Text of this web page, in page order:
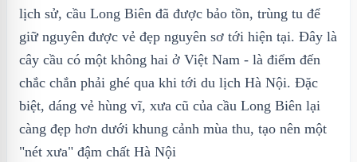
lịch sử, cầu Long Biên đã được bảo tồn, trùng tu để
giữ nguyên được vẻ đẹp nguyên sơ tới hiện tại. Đây là
cây cầu có một không hai ở Việt Nam - là điểm đến
chắc chắn phải ghé qua khi tới du lịch Hà Nội. Đặc
biệt, dáng vẻ hùng vĩ, xưa cũ của cầu Long Biên lại
càng đẹp hơn dưới khung cảnh mùa thu, tạo nên một
"nét xưa" đậm chất Hà Nội